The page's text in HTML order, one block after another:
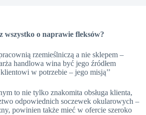
wszystko o naprawie fleksów?
rzemieślniczą a nie sklepem –
handlowa wina być jego źródłem
w potrzebie – jego misją’’
to nie tylko znakomita obsługa klienta,
odpowiednich soczewek okularowych –
powinien także mieć w ofercie szeroko